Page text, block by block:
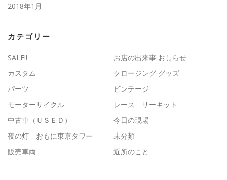
2018年1月
カテゴリー
SALE!!
お店の出来事 おしらせ
カスタム
クロージング グッズ
パーツ
ビンテージ
モーターサイクル
レース サーキット
中古車（ＵＳＥＤ）
今日の現場
夜の灯 おもに東京タワー
未分類
販売車両
近所のこと